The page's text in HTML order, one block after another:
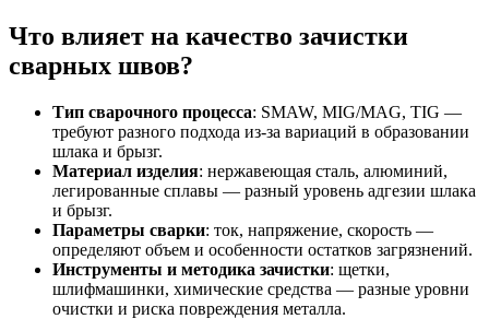
Что влияет на качество зачистки
сварных швов?
Тип сварочного процесса: SMAW, MIG/MAG, TIG —
требуют разного подхода из-за вариаций в образовании
шлака и брызг.
Материал изделия: нержавеющая сталь, алюминий,
легированные сплавы — разный уровень адгезии шлака
и брызг.
Параметры сварки: ток, напряжение, скорость —
определяют объем и особенности остатков загрязнений.
Инструменты и методика зачистки: щетки,
шлифмашинки, химические средства — разные уровни
очистки и риска повреждения металла.